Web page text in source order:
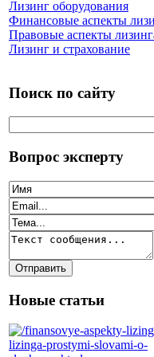
Лизинг оборудования
Финансовые аспекты
Правовые аспекты
Лизинг и страхование
Поиск по сайту
Вопрос эксперту
Новые статьи